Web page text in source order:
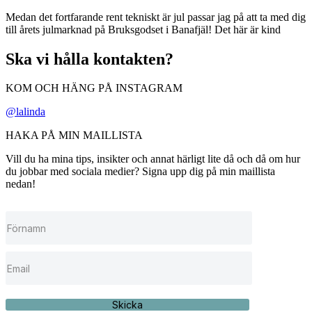
Medan det fortfarande rent tekniskt är jul passar jag på att ta med dig
till årets julmarknad på Bruksgodset i Banafjäl! Det här är kind
Ska vi hålla kontakten?
KOM OCH HÄNG PÅ INSTAGRAM
@lalinda
HAKA PÅ MIN MAILLISTA
Vill du ha mina tips, insikter och annat härligt lite då och då om hur
du jobbar med sociala medier? Signa upp dig på min maillista
nedan!
Skicka